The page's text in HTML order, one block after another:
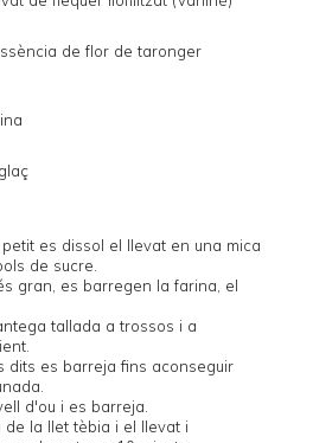
de flor de taronger
es dissol el llevat en una mica
de sucre.
gran, es barregen la farina, el
tallada a trossos i a
dits es barreja fins aconseguir
d'ou i es barreja.
la llet tèbia i el llevat i